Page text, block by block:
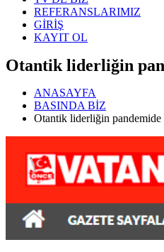
REFERANSLARIMIZ
GİRİŞ
KAYIT OL
Otantik liderliğin
ANASAYFA
BASINDA BİZ
Otantik liderliğin pandemide